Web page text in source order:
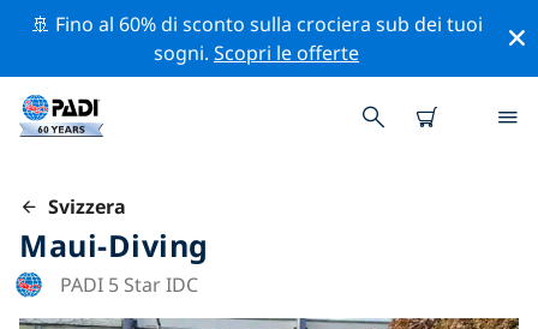
🚢 Fino al 60% di sconto sulla crociera sub dei tuoi
sogni.Scopri le offerte
Svizzera
Maui-Diving
PADI 5 Star IDC